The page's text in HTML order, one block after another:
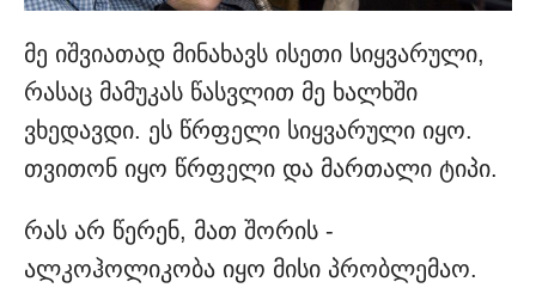
მე იშვიათად მინახავს ისეთი სიყვარული,
რასაც მამუკას წასვლით მე ხალხში
ვხედავდი. ეს წრფელი სიყვარული იყო.
თვითონ იყო წრფელი და მართალი ტიპი.
რას არ წერენ, მათ შორის -
ალკოჰოლიკობა იყო მისი პრობლემაო.